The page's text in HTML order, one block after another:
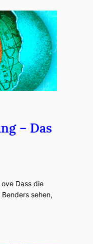
– Das
Dass die
sehen,